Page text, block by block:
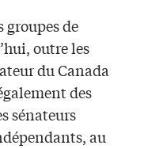
groupes de
outre les
du Canada
des
sénateurs
au